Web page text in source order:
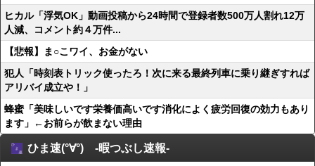
ヒカル「浮気OK」動画投稿から24時間で登録者数500万人割れ12万
人減、コメント約４万件...
【悲報】ま○こワイ、お金がない
犯人「時刻表トリック使ったろ！次に来る最終列車に乗り継ぎすれば
アリバイ成立や！」
蜂蜜「美味しいです栄養価高いです消化によく疲労回復の効力もあり
ます」←お前らが飲まない理由
ひま速(°∀°) -暇つぶし速報-